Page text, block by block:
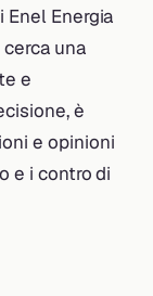
Enel Energia
una
e
è
e opinioni
e i contro di